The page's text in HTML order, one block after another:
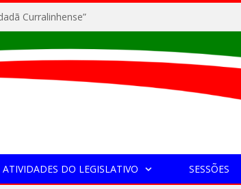
Curralinhense”
ATIVIDADES DO LEGISLATIVO SESSÕES